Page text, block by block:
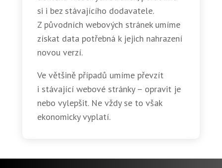
si i bez stávajícího dodavatele.
Z původních webových stránek umíme
získat data potřebná k jejich nahrazení
novou verzí.
Ve většině případů umíme převzít
i stávající webové stránky – opravit je
nebo vylepšit. Ne vždy se to však
ekonomicky vyplatí.